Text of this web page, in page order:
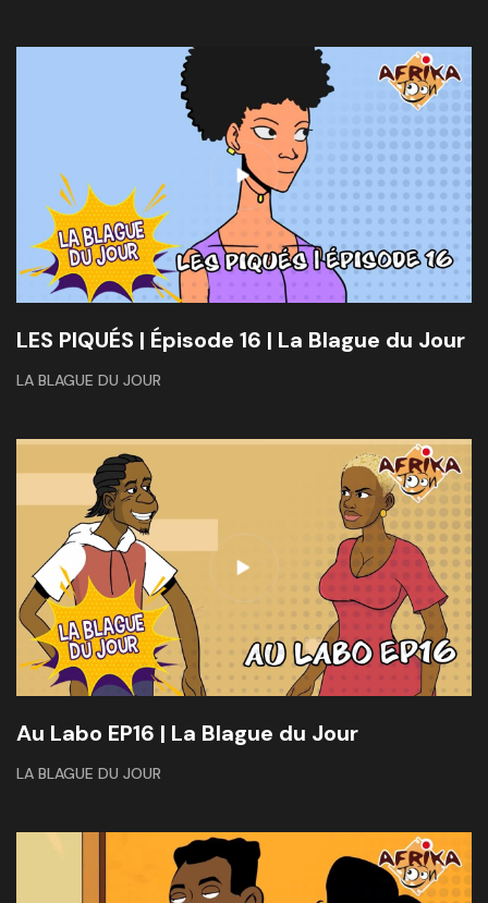
LES PIQUÉS | Épisode 16 | La Blague du Jour
LA BLAGUE DU JOUR
Au Labo EP16 | La Blague du Jour
LA BLAGUE DU JOUR